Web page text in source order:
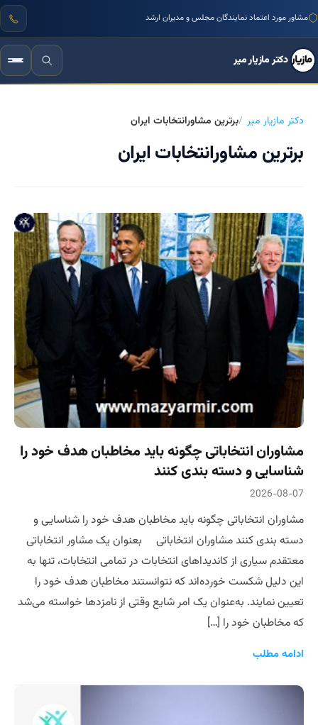
مشاور مورد اعتماد نمایندگان مجلس و مدیران ارشد
دکتر مازیار میر
دکتر مازیار میر برترین مشاورانتخابات ایران
برترین مشاورانتخابات ایران
مشاوران انتخاباتی چگونه باید مخاطبان هدف خود را
شناسایی و دسته بندی کنند
2026-08-07
مشاوران انتخاباتی چگونه باید مخاطبان هدف خود را شناسایی و
دسته بندی کنند مشاوران انتخاباتی بعنوان یک مشاور انتخاباتی
معتقدم سیاری از کاندیداهای انتخابات در تمامی انتخابات‌، تنها به
این دلیل شکست خورده‌اند که نتوانستند مخاطبان هدف خود را
تعیین نمایند. به‌عنوان یک امر شایع وقتی از نامزدها خواسته می‌شد
که مخاطبان خود را […]
ادامه مطلب